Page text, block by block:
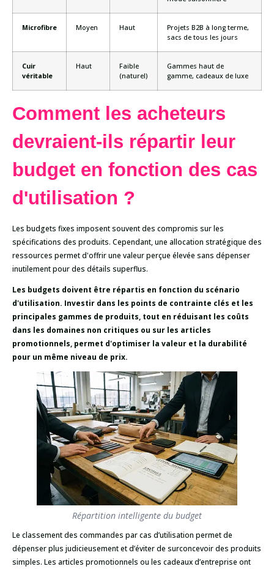
Microfibre Moyen Haut
Projets B2B à long terme,
sacs de tous les jours
Cuir
véritable
Haut
Faible
(naturel)
Gammes haut de
gamme, cadeaux de luxe
Comment les acheteurs
devraient-ils répartir leur
budget en fonction des cas
d'utilisation ?
Les budgets fixes imposent souvent des compromis sur les
spécifications des produits. Cependant, une allocation stratégique des
ressources permet d'offrir une valeur perçue élevée sans dépenser
inutilement pour des détails superflus.
Les budgets doivent être répartis en fonction du scénario
d'utilisation. Investir dans les points de contrainte clés et les
principales gammes de produits, tout en réduisant les coûts
dans les domaines non critiques ou sur les articles
promotionnels, permet d'optimiser la valeur et la durabilité
pour un même niveau de prix.
Répartition intelligente du budget
Le classement des commandes par cas d’utilisation permet de
dépenser plus judicieusement et d’éviter de surconcevoir des produits
simples. Les articles promotionnels ou les cadeaux d’entreprise ont